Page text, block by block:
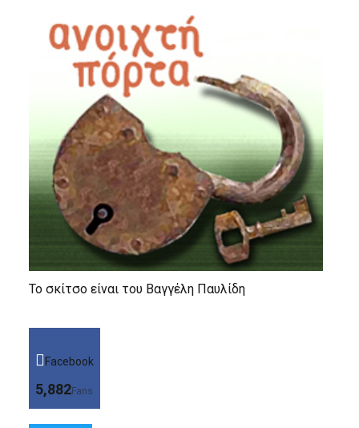
Το σκίτσο είναι του Βαγγέλη Παυλίδη
Facebook
5,882Fans